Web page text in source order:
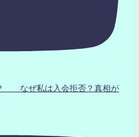
なぜ私は入会拒否？真相が